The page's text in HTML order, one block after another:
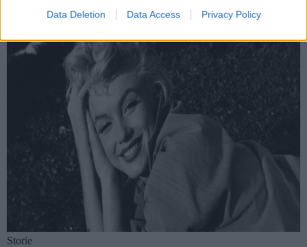
Data Deletion Data Access Privacy Policy
Storie